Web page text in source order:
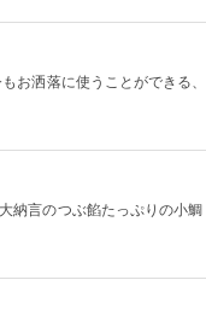
お洒落に使うことができる、
納言のつぶ餡たっぷりの小鯛